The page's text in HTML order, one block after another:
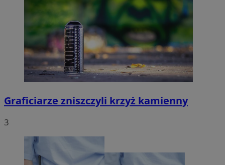
Graficiarze zniszczyli krzyż kamienny
3